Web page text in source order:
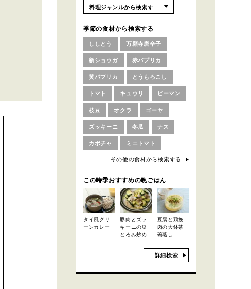
季節の食材から検索する
ししとう 万願寺唐辛子
新ショウガ 赤パプリカ
黄パプリカ とうもろこし
トマト キュウリ ピーマン
枝豆 オクラ ゴーヤ
ズッキーニ 冬瓜 ナス
カボチャ ミニトマト
その他の食材から検索する
この時季おすすめの晩ごはん
タイ風グリ
ーンカレー
豚肉とズッ
キーニの塩
とろみ炒め
豆腐と鶏挽
肉の大鉢茶
碗蒸し
詳細検索